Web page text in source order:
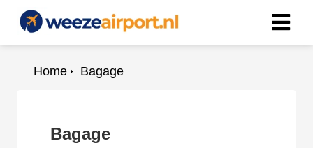
Bagage
Home
Bagage